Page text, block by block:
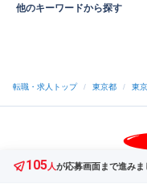
他のキーワードから探す
105人が応募画面まで進みま
転職・求人トップ / 東京都 / 東